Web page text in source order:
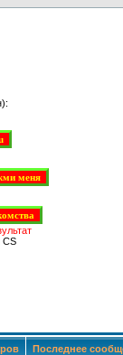
CS
Последнее